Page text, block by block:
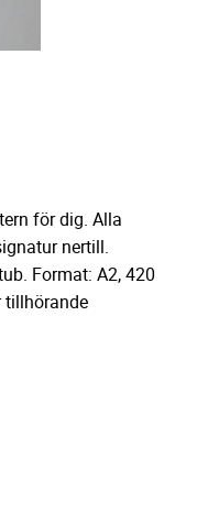
för dig. Alla
nertill.
Format: A2, 420
tillhörande